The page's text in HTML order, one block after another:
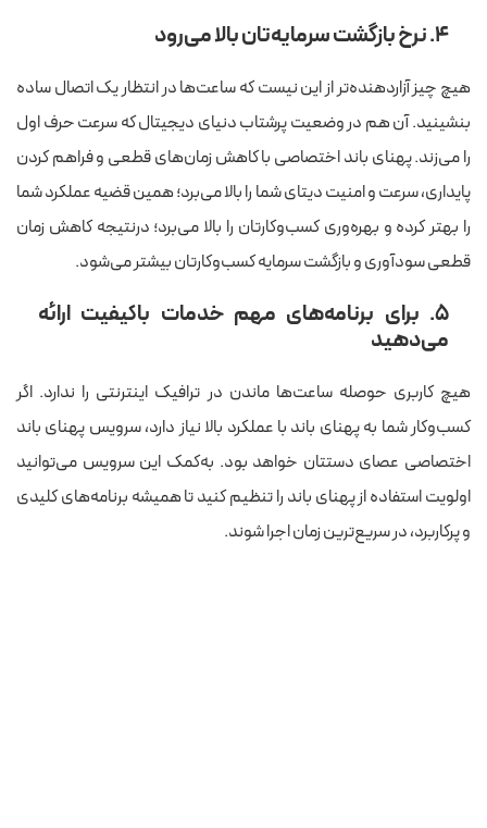
۴. نرخ بازگشت سرمایه‌تان بالا می‌رود
هیچ چیز آزاردهنده‌تر از این نیست که ساعت‌ها در انتظار یک اتصال ساده
بنشینید. آن هم در وضعیت پرشتاب دنیای دیجیتال که سرعت حرف اول
را می‌زند. پهنای باند اختصاصی با کاهش زمان‌های قطعی و فراهم کردن
پایداری،‌ سرعت و امنیت دیتای شما را بالا می‌برد؛ همین قضیه عملکرد شما
را بهتر کرده و بهره‌وری کسب‌وکارتان را بالا می‌برد؛ درنتیجه کاهش زمان
قطعی سودآوری و بازگشت سرمایه کسب‌وکارتان بیشتر می‌شود.
۵. برای برنامه‌های مهم خدمات باکیفیت ارائه
می‌دهید
هیچ کاربری حوصله ساعت‌ها ماندن در ترافیک اینترنتی را ندارد. اگر
کسب‌وکار شما به پهنای باند با عملکرد بالا نیاز دارد، سرویس پهنای باند
اختصاصی عصای دستتان خواهد بود. به‌کمک این سرویس می‌توانید
اولویت استفاده از پهنای باند را تنظیم کنید تا همیشه برنامه‌های کلیدی
و پرکاربرد، در سریع‌ترین زمان اجرا شوند.